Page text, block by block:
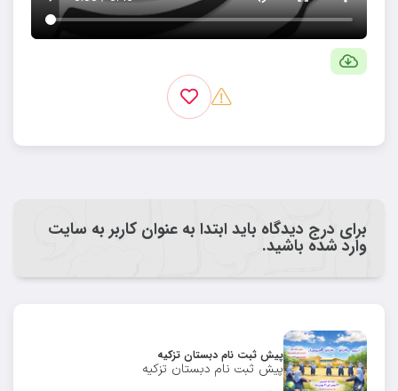
برای درج دیدگاه باید ابتدا به عنوان کاربر به سایت
وارد شده باشید.
پیش ثبت نام دبستان تزکیه
پیش ثبت نام دبستان تزکیه